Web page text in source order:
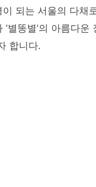
되는 서울의 다
똥별’의 아름다
합니다.